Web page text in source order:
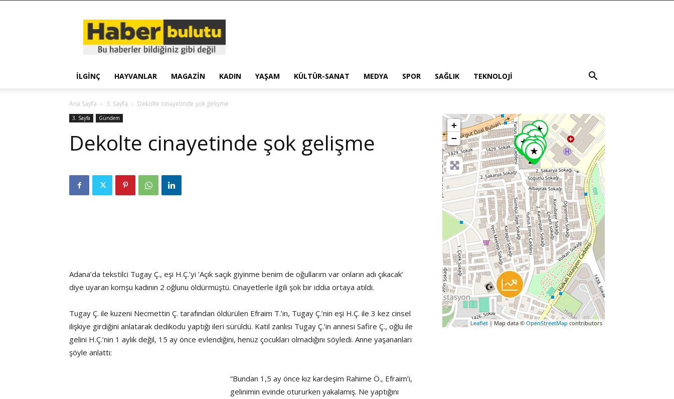
Haber
Bulutu
İLGINÇ HAYVANLAR MAGAZIN KADIN YAŞAM KÜLTÜR-SANAT MEDYA SPOR SAĞLIK TEKNOLOJI
Ana Sayfa 3. Sayfa Dekolte cinayetinde şok gelişme
3. Sayfa Gündem
Dekolte cinayetinde şok gelişme
Adana’da tekstilci Tugay Ç., eşi H.Ç.’yi ’Açık saçık giyinme benim de oğullarım var onların adı çıkacak’
diye uyaran komşu kadının 2 oğlunu öldürmüştü. Cinayetlerle ilgili şok bir iddia ortaya atıldı.
Tugay Ç. ile kuzeni Necmettin Ç. tarafından öldürülen Efraim T.’in, Tugay Ç.’nin eşi H.Ç. ile 3 kez cinsel
ilişkiye girdiğini anlatarak dedikodu yaptığı ileri sürüldü. Katil zanlısı Tugay Ç.’in annesi Safire Ç., oğlu ile
gelini H.Ç.’nin 1 aylık değil, 15 ay önce evlendiğini, henüz çocukları olmadığını söyledi. Anne yaşananları
şöyle anlattı:
“Bundan 1,5 ay önce kız kardeşim Rahime Ö., Efraim’i,
gelinimin evinde otururken yakalamış. Ne yaptığını
+
−
Leaflet | Map data © OpenStreetMap contributors